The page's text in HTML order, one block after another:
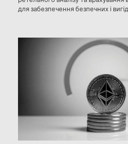
для забезпечення безпечних і